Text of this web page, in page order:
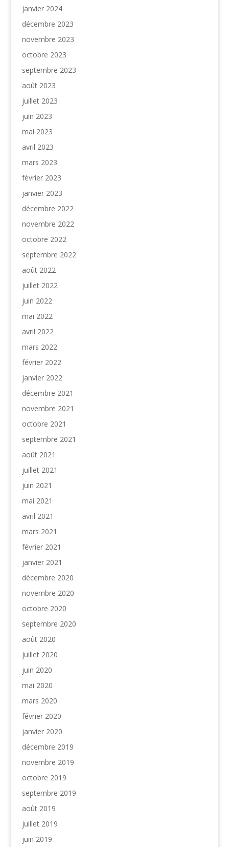
janvier 2024
décembre 2023
novembre 2023
octobre 2023
septembre 2023
août 2023
juillet 2023
juin 2023
mai 2023
avril 2023
mars 2023
février 2023
janvier 2023
décembre 2022
novembre 2022
octobre 2022
septembre 2022
août 2022
juillet 2022
juin 2022
mai 2022
avril 2022
mars 2022
février 2022
janvier 2022
décembre 2021
novembre 2021
octobre 2021
septembre 2021
août 2021
juillet 2021
juin 2021
mai 2021
avril 2021
mars 2021
février 2021
janvier 2021
décembre 2020
novembre 2020
octobre 2020
septembre 2020
août 2020
juillet 2020
juin 2020
mai 2020
mars 2020
février 2020
janvier 2020
décembre 2019
novembre 2019
octobre 2019
septembre 2019
août 2019
juillet 2019
juin 2019